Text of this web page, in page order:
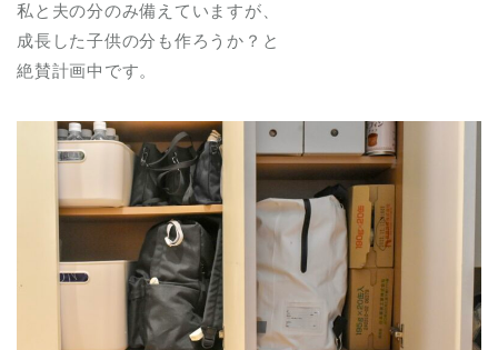
私と夫の分のみ備えていますが、
成長した子供の分も作ろうか？と
絶賛計画中です。